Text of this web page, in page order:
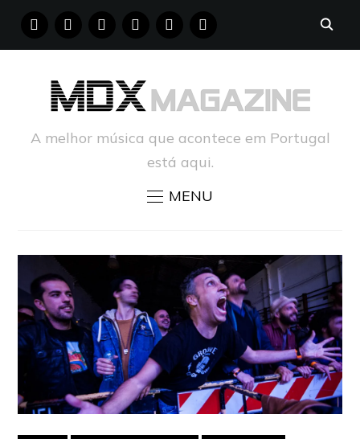
FACEBOOKINSTAGRAM
YOUTUBE PINTERESTTUMBLR
A melhor música que acontece em Portugal
está aqui.
MENU